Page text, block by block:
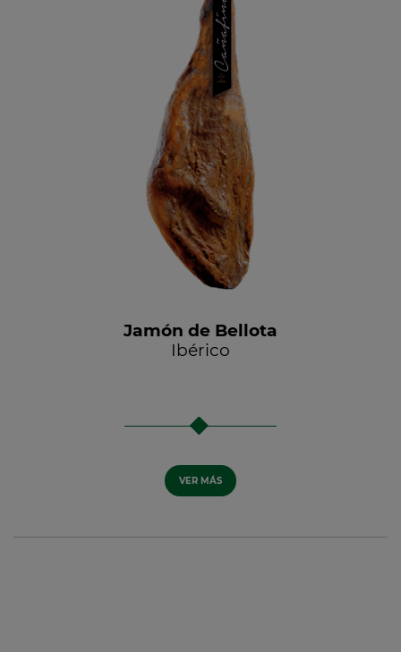
Jamón de Bellota
Ibérico
VER MÁS